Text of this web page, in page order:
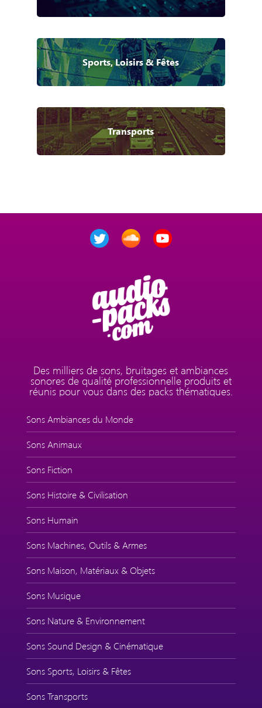
Sports, Loisirs & Fêtes
Transports
Des milliers de sons, bruitages et ambiances
sonores de qualité professionnelle produits et
réunis pour vous dans des packs thématiques.
Sons Ambiances du Monde
Sons Animaux
Sons Fiction
Sons Histoire & Civilisation
Sons Humain
Sons Machines, Outils & Armes
Sons Maison, Matériaux & Objets
Sons Musique
Sons Nature & Environnement
Sons Sound Design & Cinématique
Sons Sports, Loisirs & Fêtes
Sons Transports